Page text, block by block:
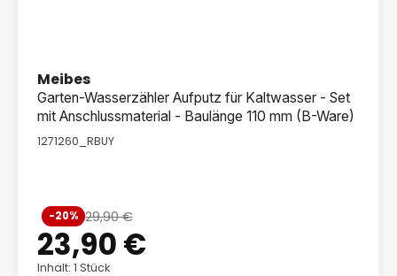
Meibes
Garten-Wasserzähler Aufputz für Kaltwasser - Set
mit Anschlussmaterial - Baulänge 110 mm (B-Ware)
1271260_RBUY
Verkaufspreis:
23,90 €
Regulärer Preis:
29,90 €
-20%
Inhalt: 1 Stück